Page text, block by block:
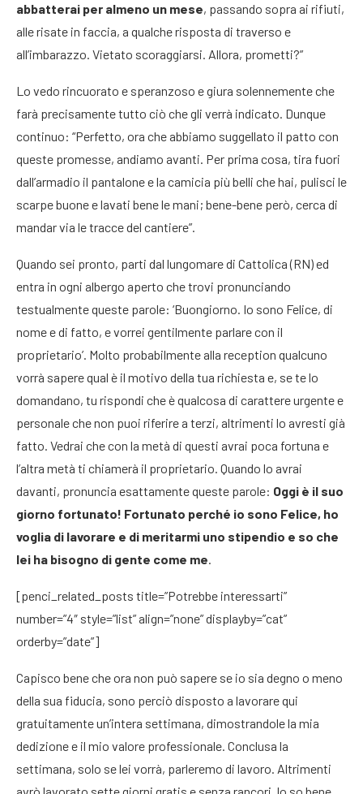
abbatterai per almeno un mese, passando sopra ai rifiuti,
alle risate in faccia, a qualche risposta di traverso e
all’imbarazzo. Vietato scoraggiarsi. Allora, prometti?”
Lo vedo rincuorato e speranzoso e giura solennemente che
farà precisamente tutto ciò che gli verrà indicato. Dunque
continuo: “Perfetto, ora che abbiamo suggellato il patto con
queste promesse, andiamo avanti. Per prima cosa, tira fuori
dall’armadio il pantalone e la camicia più belli che hai, pulisci le
scarpe buone e lavati bene le mani; bene-bene però, cerca di
mandar via le tracce del cantiere”.
Quando sei pronto, parti dal lungomare di Cattolica (RN) ed
entra in ogni albergo aperto che trovi pronunciando
testualmente queste parole: ‘Buongiorno. Io sono Felice, di
nome e di fatto, e vorrei gentilmente parlare con il
proprietario’. Molto probabilmente alla reception qualcuno
vorrà sapere qual è il motivo della tua richiesta e, se te lo
domandano, tu rispondi che è qualcosa di carattere urgente e
personale che non puoi riferire a terzi, altrimenti lo avresti già
fatto. Vedrai che con la metà di questi avrai poca fortuna e
l’altra metà ti chiamerà il proprietario. Quando lo avrai
davanti, pronuncia esattamente queste parole: Oggi è il suo
giorno fortunato! Fortunato perché io sono Felice, ho
voglia di lavorare e di meritarmi uno stipendio e so che
lei ha bisogno di gente come me.
[penci_related_posts title=”Potrebbe interessarti”
number=”4″ style=”list” align=”none” displayby=”cat”
orderby=”date”]
Capisco bene che ora non può sapere se io sia degno o meno
della sua fiducia, sono perciò disposto a lavorare qui
gratuitamente un’intera settimana, dimostrandole la mia
dedizione e il mio valore professionale. Conclusa la
settimana, solo se lei vorrà, parleremo di lavoro. Altrimenti